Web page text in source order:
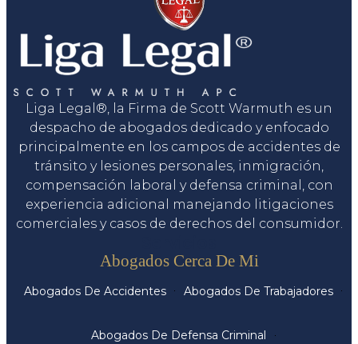
Liga Legal®, la Firma de Scott Warmuth es un
despacho de abogados dedicado y enfocado
principalmente en los campos de accidentes de
tránsito y lesiones personales, inmigración,
compensación laboral y defensa criminal, con
experiencia adicional manejando litigaciones
comerciales y casos de derechos del consumidor.
Abogados Cerca De Mi
Abogados De Accidentes Abogados De Trabajadores
Abogados De Defensa Criminal